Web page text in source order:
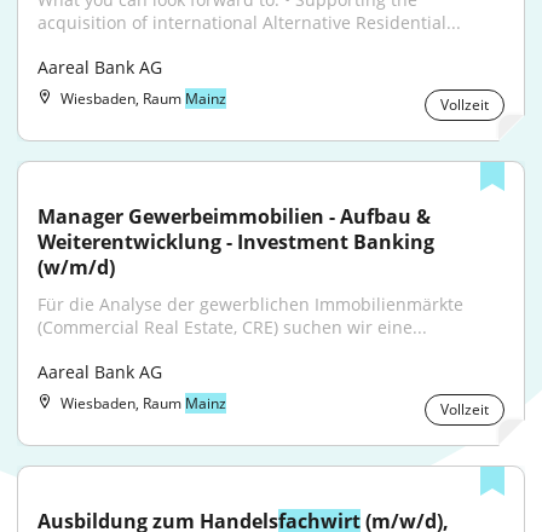
acquisition of international Alternative Residential...
Aareal Bank AG
Wiesbaden, Raum Mainz Vollzeit
Manager Gewerbeimmobilien - Aufbau &
Weiterentwicklung - Investment Banking
(w/m/d)
Für die Analyse der gewerblichen Immobilienmärkte
(Commercial Real Estate, CRE) suchen wir eine...
Aareal Bank AG
Wiesbaden, Raum Mainz Vollzeit
Ausbildung zum Handelsfachwirt